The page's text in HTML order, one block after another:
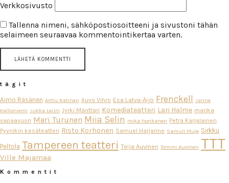
Verkkosivusto
Tallenna nimeni, sähköpostiosoitteeni ja sivustoni tähän
selaimeen seuraavaa kommentointikertaa varten.
tägit
Aimo Räsänen Arttu Ratinen Auvo Vihro Esa Latva-Äijö Frenckell
Janne
Kallioniemi Jukka Leisti Jyrki Mänttäri Komediateatteri Lari Halme marika
vapaavuori Mari Turunen Miia Selin mika honkanen Petra Karjalainen
Pyynikin kesäteatteri Risto Korhonen Samuel Harjanne Samuli Muje Sirkku
Peltola Tampereen teatteri Teija Auvinen Tommi Auvinen TTT
Ville Majamaa
Kommentit